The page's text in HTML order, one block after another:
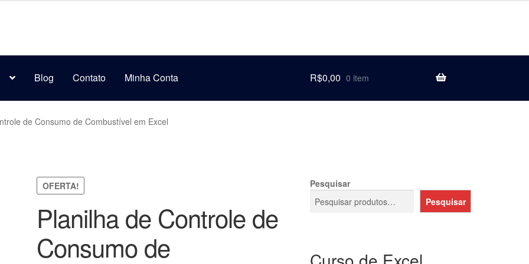
Blog Contato Minha Conta R$0,00 0 item
de Consumo de Combustível em Excel
OFERTA!
Planilha de Controle de
Consumo de
Pesquisar
Pesquisar